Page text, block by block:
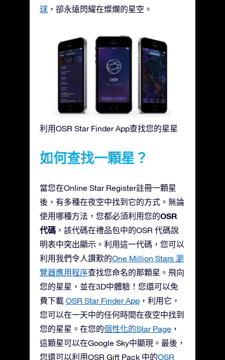
球 ，卻永遠閃耀在燦爛的星空。
利用OSR Star Finder App查找您的星星
如何查找一顆星？
當您在Online Star Register註冊一顆星
後，有多種在夜空中找到它的方式。無論
使用哪種方法，您都必須利用您的OSR
代碼 ，該代碼在禮品包中的OSR 代碼說
明表中突出顯示。利用這一代碼，您可以
利用我們令人讚歎的One Million Stars 瀏
覽器應用程序查找您命名的那顆星。飛向
您的星星，並在3D中體驗！您還可以免
費下載 OSR Star Finder App ，利用它，
您可以在一天中的任何時間在夜空中找到
您的星星。在您的個性化的Star Page ，
這顆星可以在Google Sky中顯現。最後，
您還可以利用OSR Gift Pack 中的OSR